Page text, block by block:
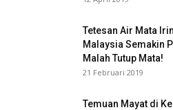
Tetesan Air Mata
Malaysia Semakin
Malah Tutup Mata!
21 Februari 2019
Temuan Mayat di